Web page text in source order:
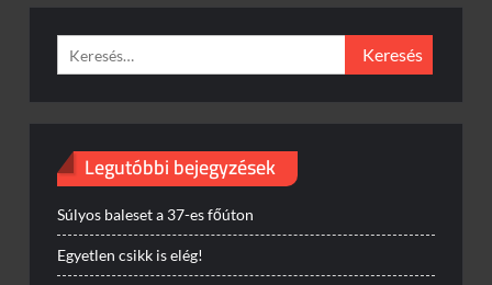
Keresés:
Legutóbbi bejegyzések
Súlyos baleset a 37-es főúton
Egyetlen csikk is elég!